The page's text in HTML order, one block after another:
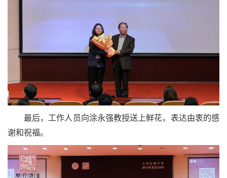
最后，工作人员向涂永强教授送上鲜花，表达由衷的感
谢和祝福。